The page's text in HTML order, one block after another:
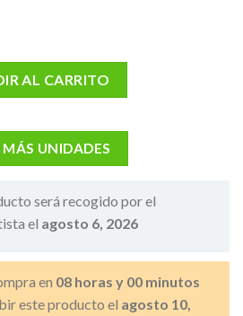
50+ pigment control tinted 1
AL CARRITO
UNIDADES
será recogido por el
el agosto 6, 2026
en 08 horas y 00 minutos
este producto el agosto 10,